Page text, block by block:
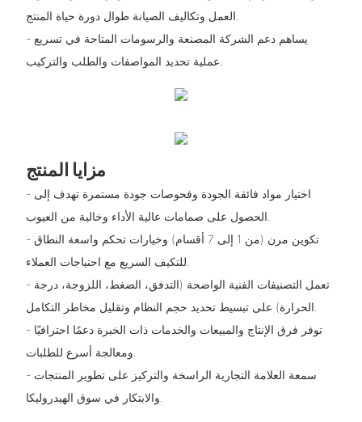
- يساهم دعم الشركة المصنعة والرسومات المتاحة في تسريع
مزايا المنتج
- اختيار مواد فائقة الجودة وفحوصات جودة مستمرة تهدف إلى
- تكوين مرن (من 1 إلى 7 أقسام) وخيارات تحكم واسعة النطاق
- تعمل التصنيفات الفنية الواضحة (التدفق، الضغط، اللزوجة، درجة
- توفر فرق الإنتاج والمبيعات والخدمات ذات الخبرة دعمًا احترافيًا
- سمعة العلامة التجارية الراسخة والتركيز على تطوير المنتجات